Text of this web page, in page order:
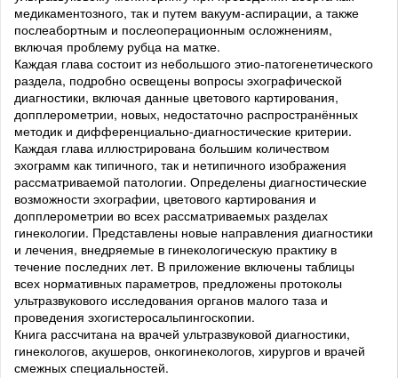
медикаментозного, так и путем вакуум-аспирации, а также
послеабортным и послеоперационным осложнениям,
включая проблему рубца на матке.
Каждая глава состоит из небольшого этио-патогенетического
раздела, подробно освещены вопросы эхографической
диагностики, включая данные цветового картирования,
допплерометрии, новых, недостаточно распространённых
методик и дифференциально-диагностические критерии.
Каждая глава иллюстрирована большим количеством
эхограмм как типичного, так и нетипичного изображения
рассматриваемой патологии. Определены диагностические
возможности эхографии, цветового картирования и
допплерометрии во всех рассматриваемых разделах
гинекологии. Представлены новые направления диагностики
и лечения, внедряемые в гинекологическую практику в
течение последних лет. В приложение включены таблицы
всех нормативных параметров, предложены протоколы
ультразвукового исследования органов малого таза и
проведения эхогистеросальпингоскопии.
Книга рассчитана на врачей ультразвуковой диагностики,
гинекологов, акушеров, онкогинекологов, хирургов и врачей
смежных специальностей.